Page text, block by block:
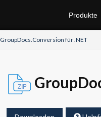
Produkte
GroupDocs.Conversion für .NET